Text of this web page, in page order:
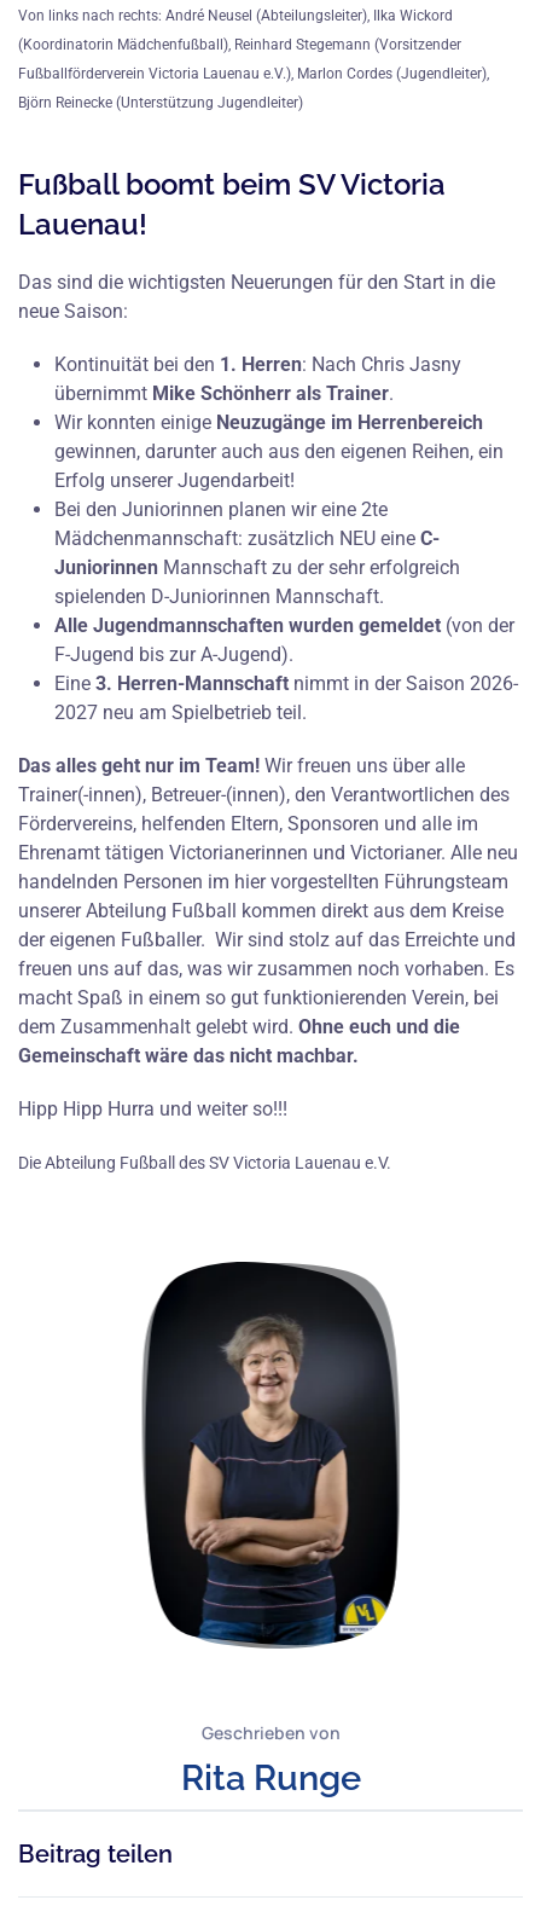
Von links nach rechts: André Neusel (Abteilungsleiter), Ilka Wickord
(Koordinatorin Mädchenfußball), Reinhard Stegemann (Vorsitzender
Fußballförderverein Victoria Lauenau e.V.), Marlon Cordes (Jugendleiter),
Björn Reinecke (Unterstützung Jugendleiter)
Fußball boomt beim SV Victoria
Lauenau!
Das sind die wichtigsten Neuerungen für den Start in die
neue Saison:
Kontinuität bei den 1. Herren: Nach Chris Jasny
übernimmt Mike Schönherr als Trainer.
Wir konnten einige Neuzugänge im Herrenbereich
gewinnen, darunter auch aus den eigenen Reihen, ein
Erfolg unserer Jugendarbeit!
Bei den Juniorinnen planen wir eine 2te
Mädchenmannschaft: zusätzlich NEU eine C-
Juniorinnen Mannschaft zu der sehr erfolgreich
spielenden D-Juniorinnen Mannschaft.
Alle Jugendmannschaften wurden gemeldet (von der
F-Jugend bis zur A-Jugend).
Eine 3. Herren-Mannschaft nimmt in der Saison 2026-
2027 neu am Spielbetrieb teil.
Das alles geht nur im Team! Wir freuen uns über alle
Trainer(-innen), Betreuer-(innen), den Verantwortlichen des
Fördervereins, helfenden Eltern, Sponsoren und alle im
Ehrenamt tätigen Victorianerinnen und Victorianer. Alle neu
handelnden Personen im hier vorgestellten Führungsteam
unserer Abteilung Fußball kommen direkt aus dem Kreise
der eigenen Fußballer. Wir sind stolz auf das Erreichte und
freuen uns auf das, was wir zusammen noch vorhaben. Es
macht Spaß in einem so gut funktionierenden Verein, bei
dem Zusammenhalt gelebt wird. Ohne euch und die
Gemeinschaft wäre das nicht machbar.
Hipp Hipp Hurra und weiter so!!!
Die Abteilung Fußball des SV Victoria Lauenau e.V.
Geschrieben von
Rita Runge
Beitrag teilen